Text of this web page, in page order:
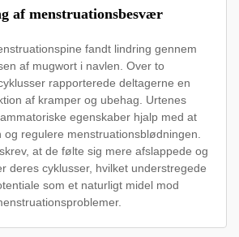
af menstruationsbesvær
fandt lindring gennem
af mugwort i navlen. Over to
rapporterede deltagerne en
af kramper og ubehag. Urtenes
egenskaber hjalp med at
og regulere menstruationsblødningen.
at de følte sig mere afslappede og
deres cyklusser, hvilket understregede
som et naturligt midel mod